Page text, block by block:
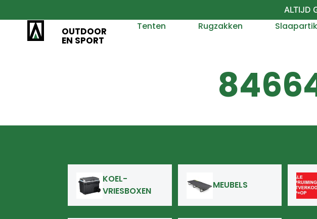
ALTIJD
OUTDOOR
EN SPORT
Tenten Rugzakken
KOEL-
VRIESBOXEN
MEUBELS